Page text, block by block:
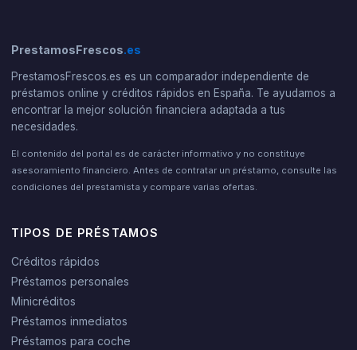
PrestamosFrescos.es
PrestamosFrescos.es es un comparador independiente de
préstamos online y créditos rápidos en España. Te ayudamos a
encontrar la mejor solución financiera adaptada a tus
necesidades.
El contenido del portal es de carácter informativo y no constituye
asesoramiento financiero. Antes de contratar un préstamo, consulte las
condiciones del prestamista y compare varias ofertas.
TIPOS DE PRÉSTAMOS
Créditos rápidos
Préstamos personales
Minicréditos
Préstamos inmediatos
Préstamos para coche